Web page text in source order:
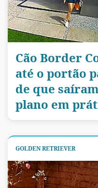
Cão Border
até o portão
de que
plano em
GOLDEN RETRIEVER